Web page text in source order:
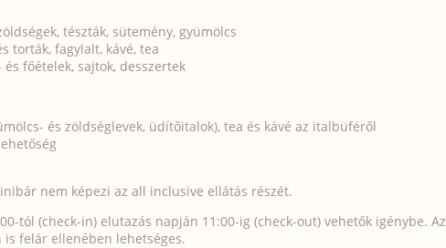
tészták, sütemény, gyümölcs
torták, fagylalt, kávé, tea
főételek, sajtok, desszertek
és zöldséglevek, üdítőitalok), tea és kávé az italbüféről
nem képezi az all inclusive ellátás részét.
tól (check-in) elutazás napján 11:00-ig (check-out) vehetők igénybe. Az
is felár ellenében lehetséges.